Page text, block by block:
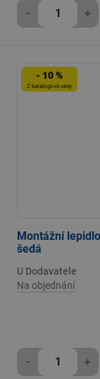
- +
- 10 %
Z katalogové ceny
Montážní
šedá
U Dodavatele
Na objednání
- +